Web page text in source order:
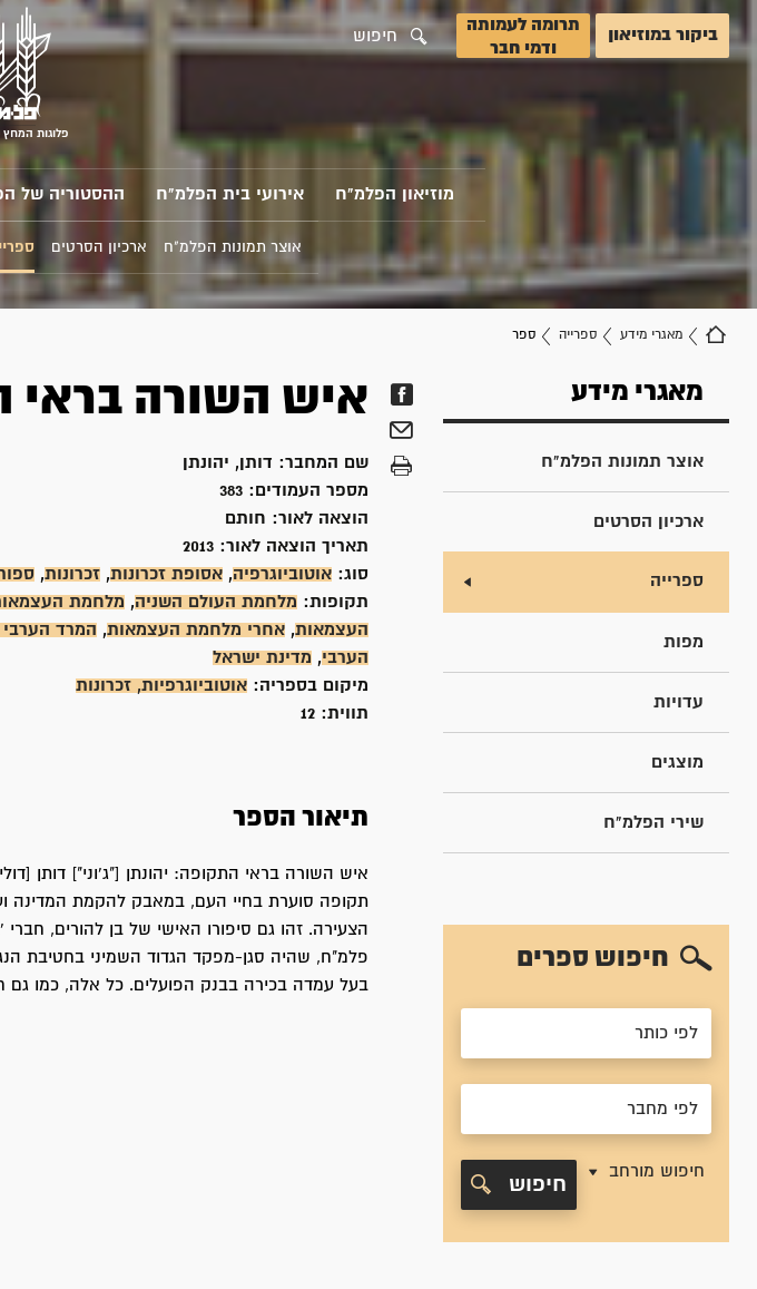
ביקור במוזיאון
תרומה לעמותה
ודמי חבר
חיפוש
פלוגות
מוזיאון הפלמ"ח אירועי בית הפלמ"ח ההסטוריה של
אוצר תמונות הפלמ"ח ארכיון הסרטים
מאגרי מידע ספרייה ספר
מאגרי מידע
אוצר תמונות הפלמ"ח
ארכיון הסרטים
ספרייה
מפות
עדויות
מוצגים
שירי הפלמ"ח
חיפוש ספרים
חיפוש מורחב
חיפוש
איש השורה בראי
שם המחבר: דותן, יהונתן
מספר העמודים: 383
הוצאה לאור: חותם
תאריך הוצאה לאור:
סוג: אוטוביוגרפיה, אסופת זכרונות, זכרונות,
תקופות: מלחמת העולם השניה, מלחמת
העצמאות, אחרי מלחמת העצמאות, המרד הערבי 1936-1939
הערבי, מדינת ישראל
מיקום בספריה: אוטוביוגרפיות, זכרונות
תווית: 12
תיאור הספר
איש השורה בראי התקופה: יהונתן ["ג'וני"] דותן
תקופה סוערת בחיי העם, במאבק להקמת המדינה
הצעירה. זהו גם סיפורו האישי של בן להורים,
פלמ"ח, שהיה סגן-מפקד הגדוד השמיני בחטיבת
בעל עמדה בכירה בבנק הפועלים. כל אלה, כמו גם